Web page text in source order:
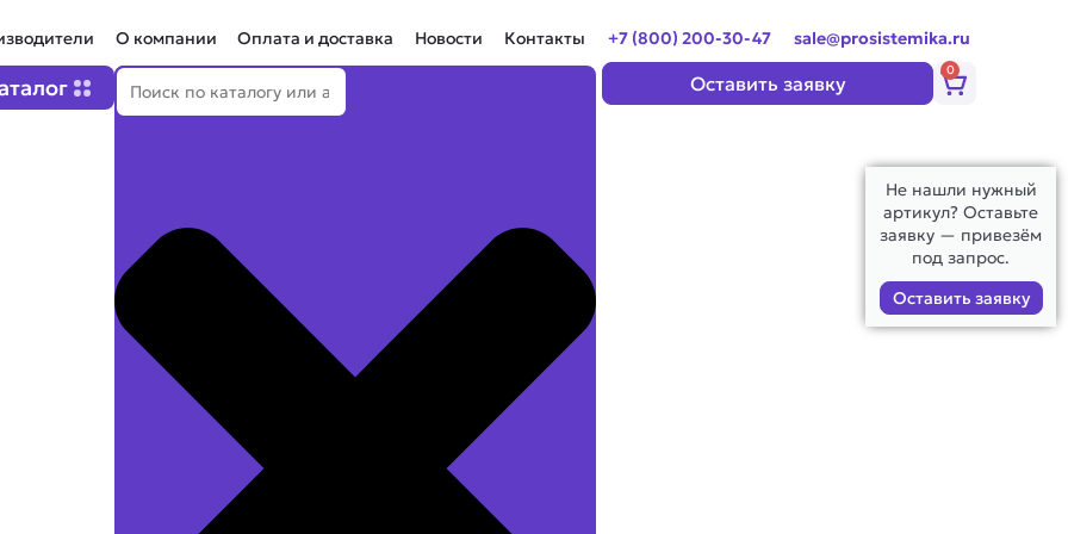
О компании Оплата и доставка Новости Контакты
Поиск
Open Каталог
+7 (800) 200-30-47 sale@prosistemika.ru
Оставить заявку
0
Корзина
Не нашли нужный
артикул? Оставьте
заявку — привезём
под запрос.
Оставить заявку